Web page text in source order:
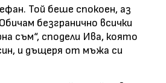
Той беше спокоен, аз
безгранично всички
съм“, сподели Ива, която
и дъщеря от мъжа си